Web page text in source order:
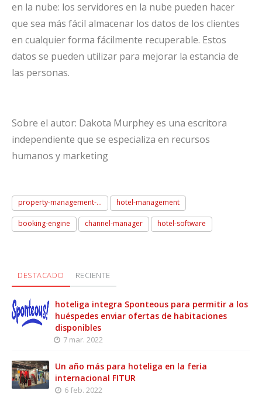
en la nube: los servidores en la nube pueden hacer
que sea más fácil almacenar los datos de los clientes
en cualquier forma fácilmente recuperable. Estos
datos se pueden utilizar para mejorar la estancia de
las personas.
Sobre el autor: Dakota Murphey es una escritora
independiente que se especializa en recursos
humanos y marketing
property-management-... hotel-management
booking-engine channel-manager hotel-software
DESTACADO RECIENTE
hoteliga integra Sponteous para permitir a los
huéspedes enviar ofertas de habitaciones
disponibles
7 mar. 2022
Un año más para hoteliga en la feria
internacional FITUR
6 feb. 2022